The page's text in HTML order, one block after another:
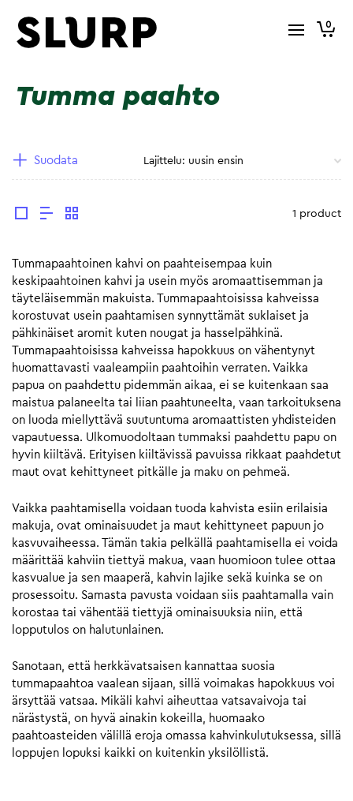
0
Tumma paahto
Suodata
1 product
Tummapaahtoinen kahvi on paahteisempaa kuin
keskipaahtoinen kahvi ja usein myös aromaattisemman ja
täyteläisemmän makuista. Tummapaahtoisissa kahveissa
korostuvat usein paahtamisen synnyttämät suklaiset ja
pähkinäiset aromit kuten nougat ja hasselpähkinä.
Tummapaahtoisissa kahveissa hapokkuus on vähentynyt
huomattavasti vaaleampiin paahtoihin verraten. Vaikka
papua on paahdettu pidemmän aikaa, ei se kuitenkaan saa
maistua palaneelta tai liian paahtuneelta, vaan tarkoituksena
on luoda miellyttävä suutuntuma aromaattisten yhdisteiden
vapautuessa. Ulkomuodoltaan tummaksi paahdettu papu on
hyvin kiiltävä. Erityisen kiiltävissä pavuissa rikkaat paahdetut
maut ovat kehittyneet pitkälle ja maku on pehmeä.
Vaikka paahtamisella voidaan tuoda kahvista esiin erilaisia
makuja, ovat ominaisuudet ja maut kehittyneet papuun jo
kasvuvaiheessa. Tämän takia pelkällä paahtamisella ei voida
määrittää kahviin tiettyä makua, vaan huomioon tulee ottaa
kasvualue ja sen maaperä, kahvin lajike sekä kuinka se on
prosessoitu. Samasta pavusta voidaan siis paahtamalla vain
korostaa tai vähentää tiettyjä ominaisuuksia niin, että
lopputulos on halutunlainen.
Sanotaan, että herkkävatsaisen kannattaa suosia
tummapaahtoa vaalean sijaan, sillä voimakas hapokkuus voi
ärsyttää vatsaa. Mikäli kahvi aiheuttaa vatsavaivoja tai
närästystä, on hyvä ainakin kokeilla, huomaako
paahtoasteiden välillä eroja omassa kahvinkulutuksessa, sillä
loppujen lopuksi kaikki on kuitenkin yksilöllistä.